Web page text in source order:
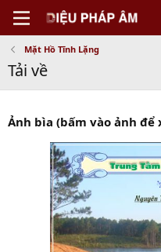
Mặt Hồ Tĩnh Lặng
Tải về
Ảnh bìa (bấm vào ảnh để